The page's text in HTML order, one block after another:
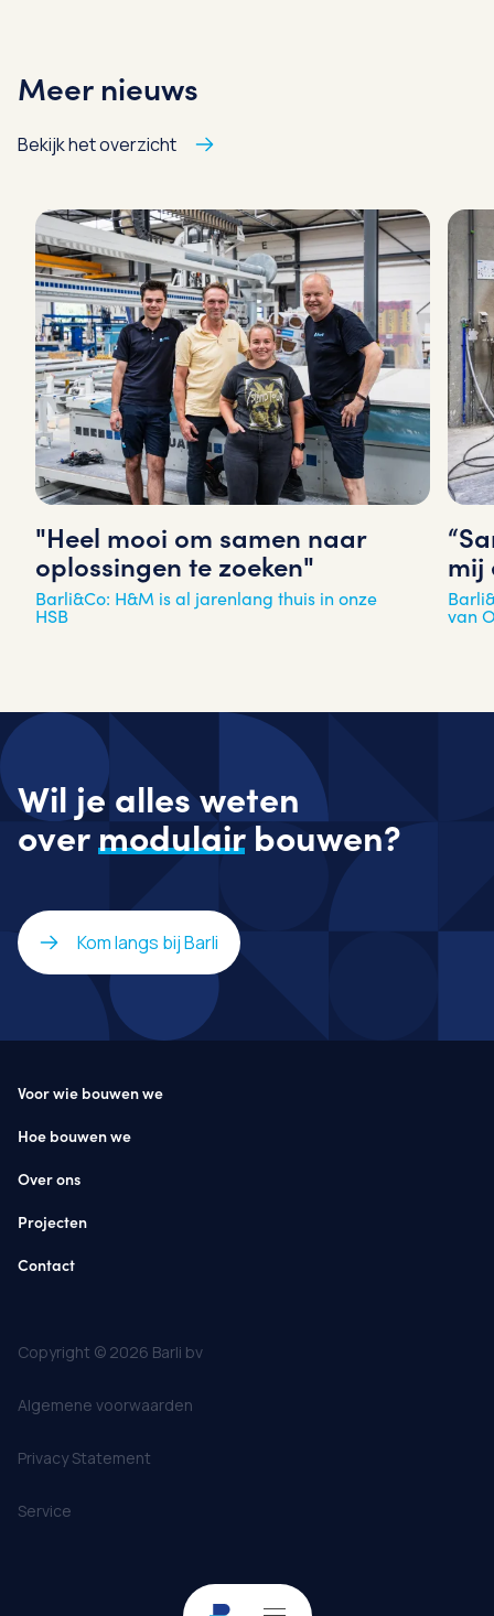
Meer nieuws
Bekijk het overzicht
"Heel mooi om samen naar
oplossingen te zoeken"
Barli&Co: H&M is al jarenlang thuis in onze
HSB
mij
van
Wil je alles weten
overmodulairbouwen?
Kom langs bij Barli
Voor wie bouwen we
Hoe bouwen we
Over ons
Projecten
Contact
Copyright © 2026 Barli bv
Algemene voorwaarden
Privacy Statement
Service